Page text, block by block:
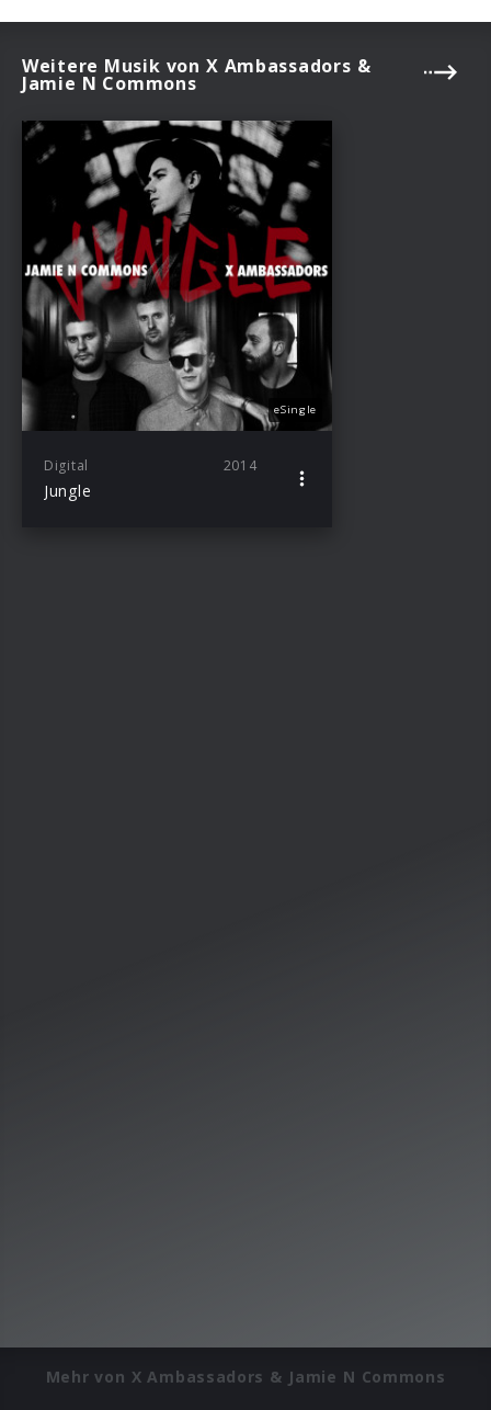
Weitere Musik von X Ambassadors &
Jamie N Commons
eSingle
Digital 2014
Jungle
Mehr von X Ambassadors & Jamie N Commons